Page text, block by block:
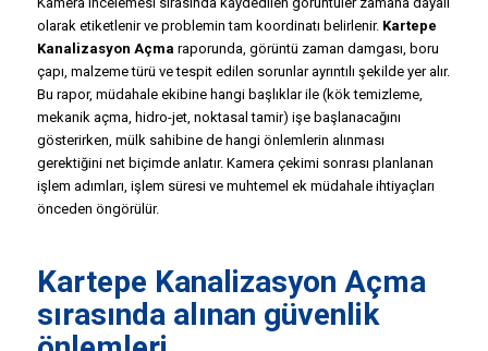
olarak etiketlenir ve problemin tam koordinatı belirlenir. Kartepe
Kanalizasyon Açma raporunda, görüntü zaman damgası, boru
çapı, malzeme türü ve tespit edilen sorunlar ayrıntılı şekilde yer alır.
Bu rapor, müdahale ekibine hangi başlıklar ile (kök temizleme,
mekanik açma, hidro-jet, noktasal tamir) işe başlanacağını
gösterirken, mülk sahibine de hangi önlemlerin alınması
gerektiğini net biçimde anlatır. Kamera çekimi sonrası planlanan
işlem adımları, işlem süresi ve muhtemel ek müdahale ihtiyaçları
önceden öngörülür.
Kartepe Kanalizasyon Açma
sırasında alınan güvenlik